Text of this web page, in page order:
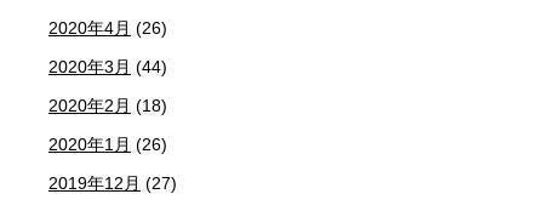
2020年4月 (26)
2020年3月 (44)
2020年2月 (18)
2020年1月 (26)
2019年12月 (27)